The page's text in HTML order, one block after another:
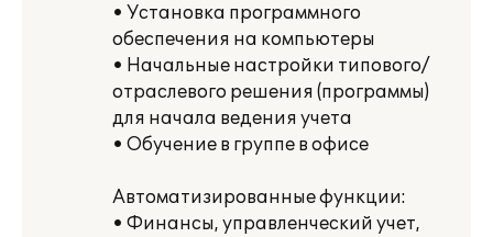
• Установка программного
обеспечения на компьютеры
• Начальные настройки типового/
отраслевого решения (программы)
для начала ведения учета
• Обучение в группе в офисе
Автоматизированные функции:
• Финансы, управленческий учет,